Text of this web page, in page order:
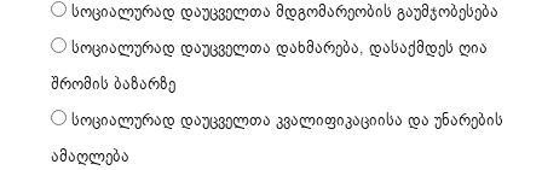
სოციალურად დაუცველთა მდგომარეობის გაუმჯობესება
სოციალურად დაუცველთა დახმარება, დასაქმდეს ღია
შრომის ბაზარზე
სოციალურად დაუცველთა კვალიფიკაციისა და უნარების
ამაღლება